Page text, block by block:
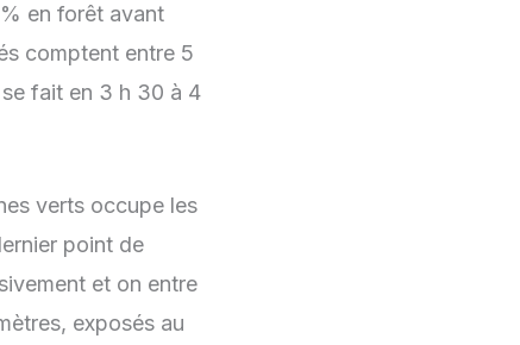
en forêt avant
comptent entre 5
fait en 3 h 30 à 4
verts occupe les
point de
et on entre
exposés au